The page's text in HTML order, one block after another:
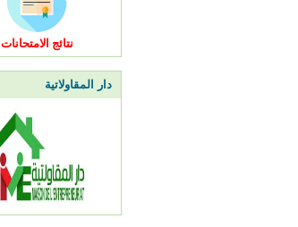
نتائج الامتحانات
دار المقاولاتية